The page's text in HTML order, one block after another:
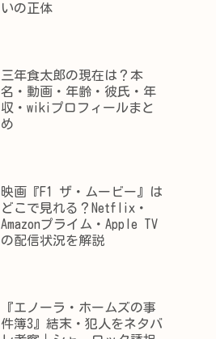
いの正体
三年食太郎の現在は？本
名・動画・年齢・彼氏・年
収・wikiプロフィールまと
め
映画『F1 ザ・ムービー』は
どこで見れる？Netflix・
Amazonプライム・Apple TV
の配信状況を解説
『エノーラ・ホームズの事
件簿3』結末・犯人をネタバ